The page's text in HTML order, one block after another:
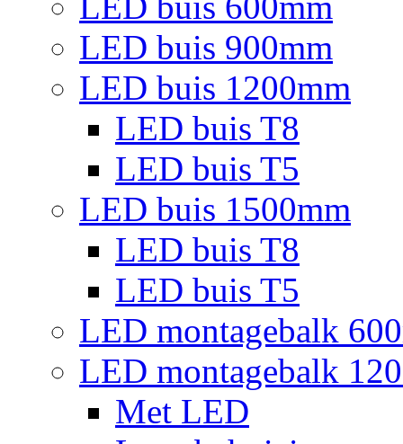
LED buis 900mm
LED buis 1200mm
LED buis T8
LED buis T5
LED buis 1500mm
LED buis T8
LED buis T5
LED montagebalk
LED montagebalk
Met LED